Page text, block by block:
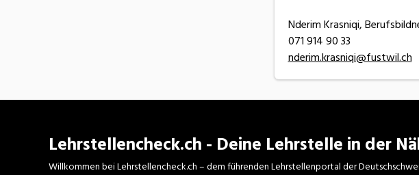
Nderim Krasniqi,
071 914 90 33
nderim.krasniqi@fustwil.ch
Lehrstellencheck.ch - Deine Lehrstelle in der
Willkommen bei Lehrstellencheck.ch – dem führenden Lehrstellenportal der